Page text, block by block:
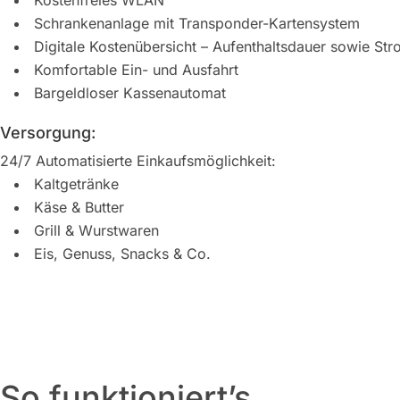
Schrankenanlage mit Transponder-Kartensystem
Digitale Kostenübersicht – Aufenthaltsdauer sowie
Komfortable Ein- und Ausfahrt
Bargeldloser Kassenautomat
Versorgung:
24/7 Automatisierte Einkaufsmöglichkeit:
Kaltgetränke
Käse & Butter
Grill & Wurstwaren
Eis, Genuss, Snacks & Co.